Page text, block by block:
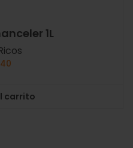
1L
carrito